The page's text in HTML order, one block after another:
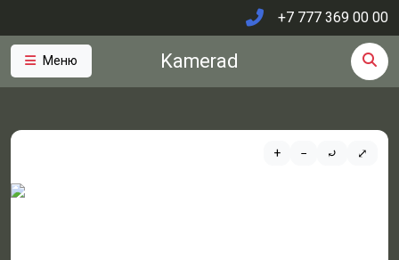
+7 777 369 00 00
Меню Kamerad
+ − ⤾ ⤢